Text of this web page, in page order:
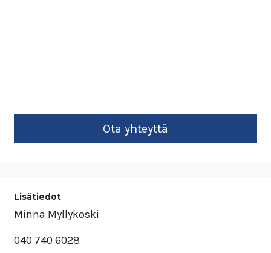
Lisätiedot
Minna Myllykoski
040 740 6028